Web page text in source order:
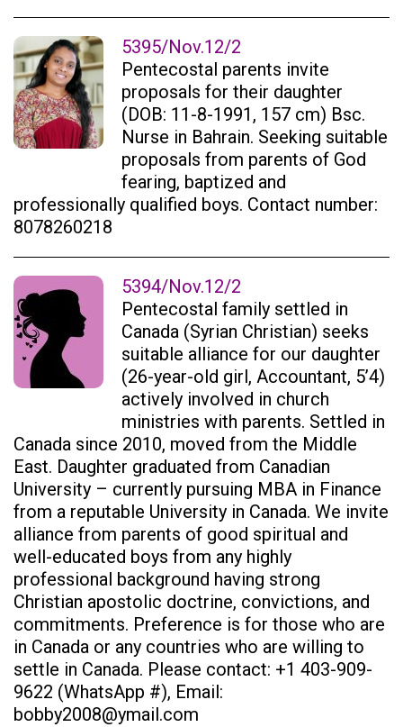
5395/Nov.12/2
Pentecostal parents invite
proposals for their daughter
(DOB: 11-8-1991, 157 cm) Bsc.
Nurse in Bahrain. Seeking suitable
proposals from parents of God
fearing, baptized and
professionally qualified boys. Contact number:
8078260218
5394/Nov.12/2
Pentecostal family settled in
Canada (Syrian Christian) seeks
suitable alliance for our daughter
(26-year-old girl, Accountant, 5’4)
actively involved in church
ministries with parents. Settled in
Canada since 2010, moved from the Middle
East. Daughter graduated from Canadian
University – currently pursuing MBA in Finance
from a reputable University in Canada. We invite
alliance from parents of good spiritual and
well-educated boys from any highly
professional background having strong
Christian apostolic doctrine, convictions, and
commitments. Preference is for those who are
in Canada or any countries who are willing to
settle in Canada. Please contact: +1 403-909-
9622 (WhatsApp #), Email:
bobby2008@ymail.com